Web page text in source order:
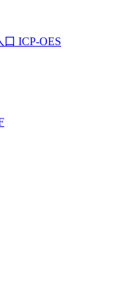
ICP-OES